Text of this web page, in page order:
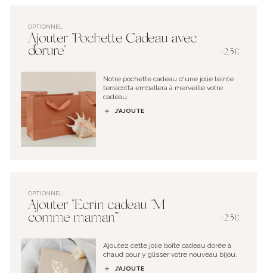
OPTIONNEL
Ajouter "Pochette Cadeau avec
dorure"
+2.5€
Notre pochette cadeau d'une jolie teinte
terracotta emballera à merveille votre
cadeau.
J’AJOUTE
OPTIONNEL
Ajouter "Ecrin cadeau "M
comme maman""
+2.5€
Ajoutez cette jolie boîte cadeau dorée à
chaud pour y glisser votre nouveau bijou.
J’AJOUTE